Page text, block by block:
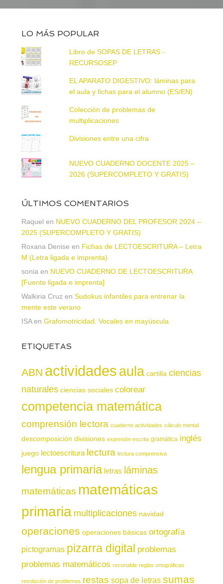
LO MÁS POPULAR
Libro de SOPAS DE LETRAS -
RECURSOSEP
EL APARATO DIGESTIVO: láminas para
el aula y fichas para el alumno (ES/EN)
Colección de problemas de
multiplicaciones
Divisiones entre una cifra
NUEVO CUADERNO DOCENTE 2025 –
2026 (SUPERCOMPLETO Y GRATIS)
ÚLTIMOS COMENTARIOS
Raquel en NUEVO CUADERNO DEL PROFESOR 2024 –
2025 (SUPERCOMPLETO Y GRATIS)
Roxana Denise en Fichas de LECTOESCRITURA – Letra
M (Letra ligada e imprenta)
sonia en NUEVO CUADERNO DE LECTOESCRITURA
[Fuente ligada e imprenta]
Walkiria Cruz en Sudokus infantiles para entrenar la
mente este verano
ISAen Grafomotricidad. Vocales en mayúscula
ETIQUETAS
ABN actividadesaula cartilla ciencias
naturales ciencias sociales colorear
competencia matemática
comprensión lectora cuaderno actividades cálculo mental
descomposición divisiones expresión escrita gramática inglés
juego lectoescritura lectura lectura comprensiva
lengua primaria letras láminas
matemáticas matemáticas
primaria multiplicaciones navidad
operaciones operaciones básicas ortografía
pictogramas pizarra digital problemas
problemas matemáticos recortable reglas ortográficas
resolución de problemas restas sopa de letras sumas